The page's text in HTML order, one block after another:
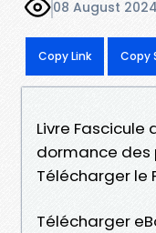
08 August 2024
Copy Link Copy
Livre
dormance
Télécharger le
Télécharger